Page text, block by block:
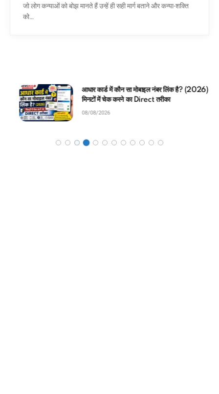
जो लोग कन्याओं को बोझ मानते हैं उन्हें ही सही मार्ग बताने और कन्या-शक्ति
को…
आधार कार्ड में कौन सा मोबाइल नंबर लिंक है? (2026)
मिनटों में चेक करने का Direct तरीका
08/08/2026